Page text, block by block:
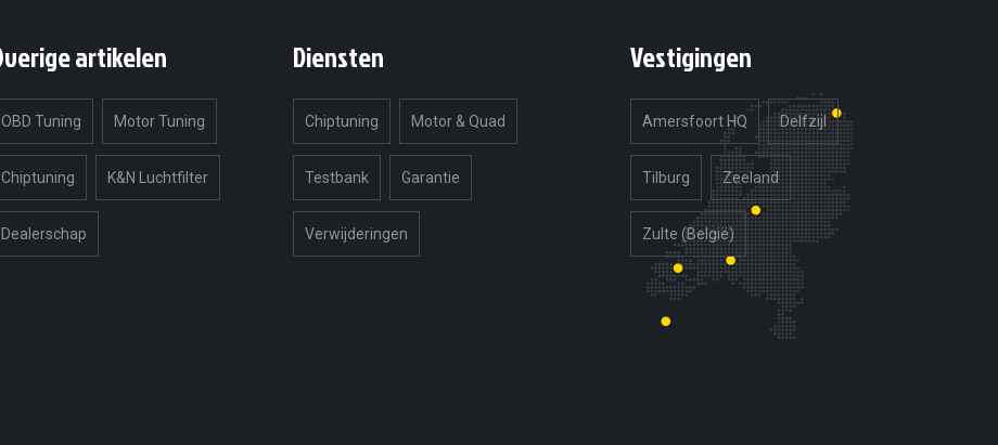
Overige artikelen
OBD Tuning Motor Tuning
Chiptuning K&N Luchtfilter
Dealerschap
Diensten
Chiptuning Motor & Quad
Testbank Garantie
Verwijderingen
Vestigingen
Amersfoort HQ Delfzijl
Tilburg Zeeland
Zulte (België)